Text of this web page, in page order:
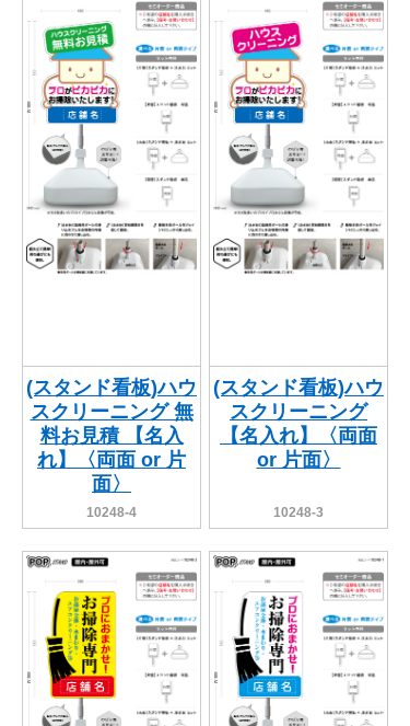
(スタンド看板)ハウ
スクリーニング 無
料お見積 【名入
れ】〈両面 or 片
面〉
10248-4
(スタンド看板)ハウ
スクリーニング
【名入れ】〈両面
or 片面〉
10248-3